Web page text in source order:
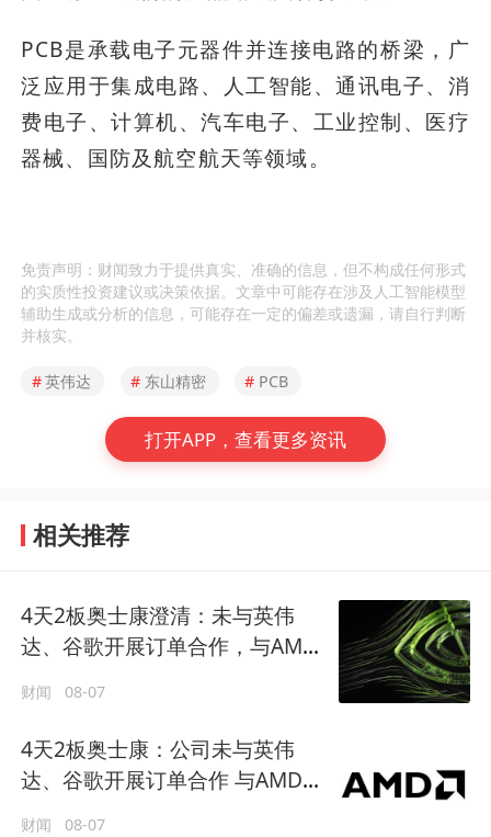
PCB是承载电子元器件并连接电路的桥梁，广
泛应用于集成电路、人工智能、通讯电子、消
费电子、计算机、汽车电子、工业控制、医疗
器械、国防及航空航天等领域。
免责声明：财闻致力于提供真实、准确的信息，但不构成任何形式
的实质性投资建议或决策依据。文章中可能存在涉及人工智能模型
辅助生成或分析的信息，可能存在一定的偏差或遗漏，请自行判断
并核实。
#英伟达 # 东山精密 # PCB
打开APP，查看更多资讯
相关推荐
4天2板奥士康澄清：未与英伟
达、谷歌开展订单合作，与AMD
财闻 08-07
4天2板奥士康：公司未与英伟
达、谷歌开展订单合作 与AMD的
业务合作尚未形成规模化收入
财闻 08-07